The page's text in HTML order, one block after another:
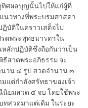
ทิศผลบุญนั้นไปให้แก่ผู้ที่
นวทางที่พระบรมศาสดา
บัติในคราวเสด็จไป
ดพระพุทธมารดาใน
ลักปฏิบัติซึ่งถือกันว่าเป็น
สวดพระอภิธรรม จะ
วน ๔ รูป สวดจำนวน ๓
แต่กำลังศรัทธาของเจ้า
ยมสวด ๔ จบ โดยใช้พระ
ทสวดมาแต่เดิม ในระยะ